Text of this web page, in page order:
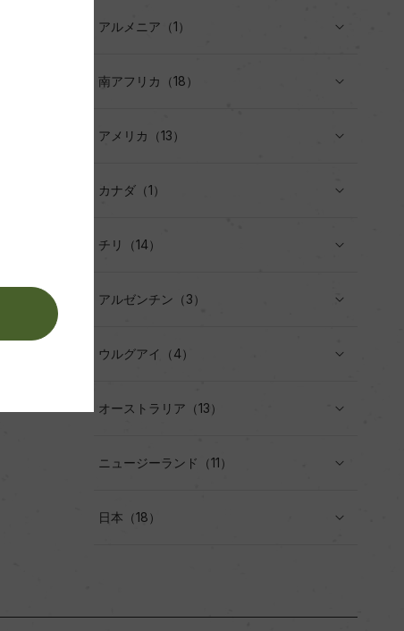
アルメニア（1）
南アフリカ（18）
アメリカ（13）
カナダ（1）
チリ（14）
アルゼンチン（3）
ウルグアイ（4）
オーストラリア（13）
ニュージーランド（11）
日本（18）